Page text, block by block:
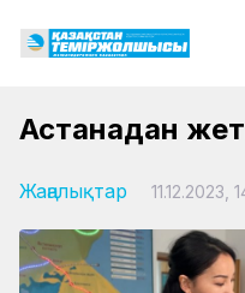
Астанадан
Жаңалықтар 11.12.2023,